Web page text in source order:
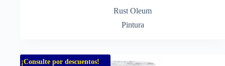
Rust Oleum
Pintura
¡Consulte por descuentos!